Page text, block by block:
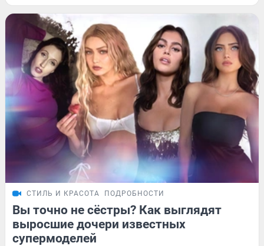
СТИЛЬ И КРАСОТА ПОДРОБНОСТИ
Вы точно не сёстры? Как выглядят
выросшие дочери известных
супермоделей